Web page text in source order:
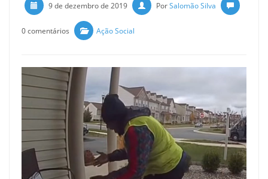
9 de dezembro de 2019 PorSalomão Silva
0 comentários Ação Social